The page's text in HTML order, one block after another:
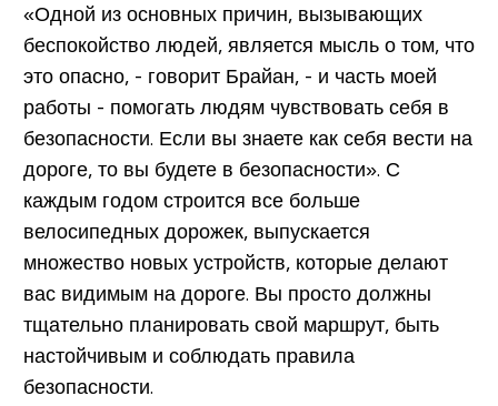
«Одной из основных причин, вызывающих
беспокойство людей, является мысль о том, что
это опасно, - говорит Брайан, - и часть моей
работы - помогать людям чувствовать себя в
безопасности. Если вы знаете как себя вести на
дороге, то вы будете в безопасности». С
каждым годом строится все больше
велосипедных дорожек, выпускается
множество новых устройств, которые делают
вас видимым на дороге. Вы просто должны
тщательно планировать свой маршрут, быть
настойчивым и соблюдать правила
безопасности.